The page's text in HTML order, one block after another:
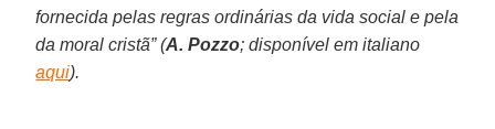
fornecida pelas regras ordinárias da vida social e pela
da moral cristã” (A. Pozzo; disponível em italiano
aqui).